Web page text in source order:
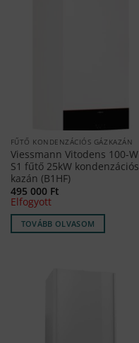
FŰTŐ KONDENZÁCIÓS GÁZKAZÁN
Viessmann Vitodens 100-W
S1 fűtő 25kW kondenzációs
kazán (B1HF)
495 000 Ft
Elfogyott
TOVÁBB OLVASOM